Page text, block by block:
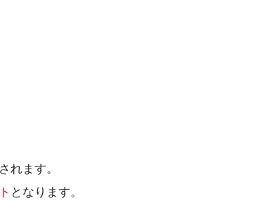
れます。
となります。